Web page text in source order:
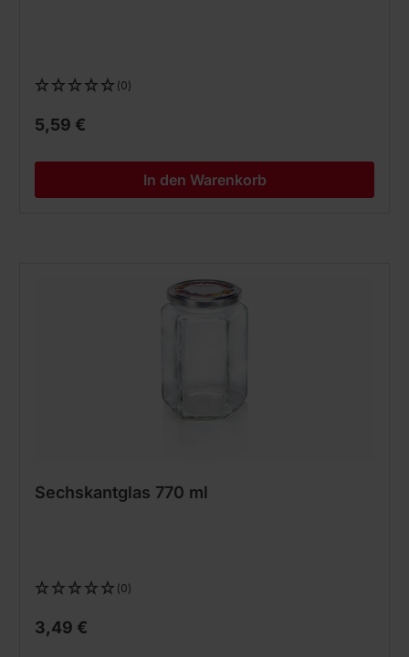
(0)
5,59 €
In den Warenkorb
Sechskantglas 770 ml
(0)
3,49 €